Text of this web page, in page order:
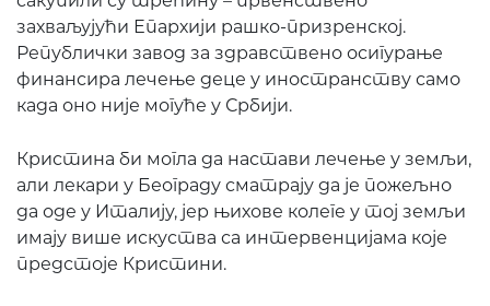
захваљујући Епархији рашко-призренској.
Републички завод за здравствено осигурање
финансира лечење деце у иностранству само
када оно није могуће у Србији.
Кристина би могла да настави лечење у земљи,
али лекари у Београду сматрају да је пожељно
да оде у Италију, јер њихове колеге у тој земљи
имају више искуства са интервенцијама које
предстоје Кристини.